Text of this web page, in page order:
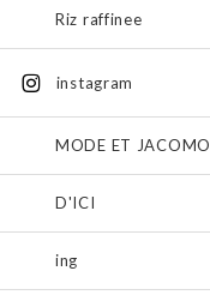
Riz raffinee
instagram
MODE ET JACOMO
D'ICI
ing